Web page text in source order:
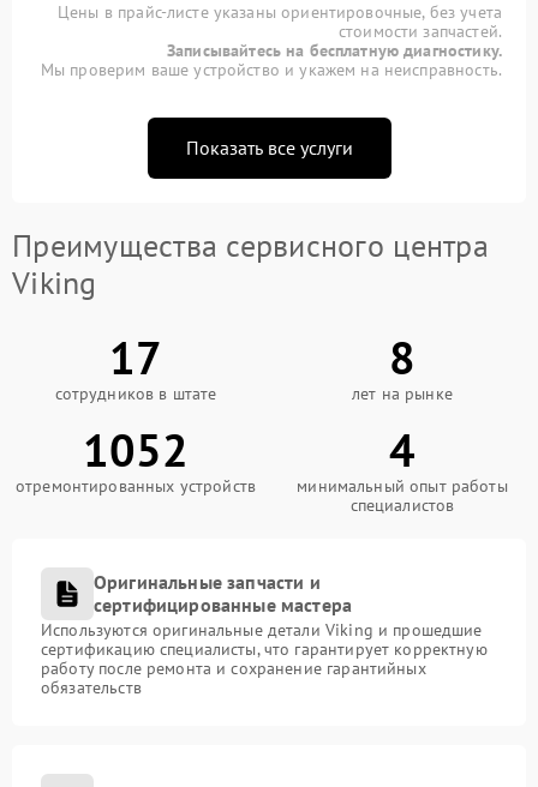
Цены в прайс-листе указаны ориентировочные, без учета
стоимости запчастей.
Записывайтесь на бесплатную диагностику.
Мы проверим ваше устройство и укажем на неисправность.
Показать все услуги
Преимущества сервисного центра
Viking
17
сотрудников в штате
8
лет на рынке
1052
отремонтированных устройств
4
минимальный опыт работы
специалистов
Оригинальные запчасти и
сертифицированные мастера
Используются оригинальные детали Viking и прошедшие
сертификацию специалисты, что гарантирует корректную
работу после ремонта и сохранение гарантийных
обязательств